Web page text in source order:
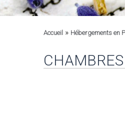
Accueil » Hébergements en